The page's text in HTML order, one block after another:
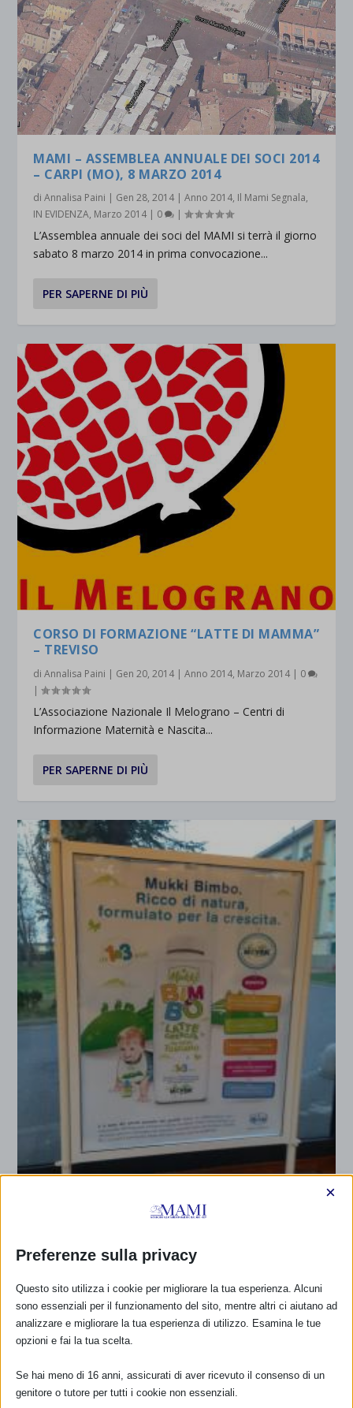
MAMI – ASSEMBLEA ANNUALE DEI SOCI 2014
– CARPI (MO), 8 MARZO 2014
diAnnalisa Paini | Gen 28, 2014 |Anno 2014, Il Mami Segnala,
IN EVIDENZA, Marzo 2014 | 0 |
L’Assemblea annuale dei soci del MAMI si terrà il giorno
sabato 8 marzo 2014 in prima convocazione...
PER SAPERNE DI PIÙ
CORSO DI FORMAZIONE “LATTE DI MAMMA”
– TREVISO
diAnnalisa Paini | Gen 20, 2014 |Anno 2014, Marzo 2014 | 0
|
L’Associazione Nazionale Il Melograno – Centri di
Informazione Maternità e Nascita...
PER SAPERNE DI PIÙ
LATTI “DI CRESCITA”? NO GRAZIE!
dimami_ec|Gen 17, 2014| Anno 2014,Marzo 2014,Notizie
dal Mami|0 |
È stato recentemente lanciato sul mercato l’ennesimo
latte “di crescita”, Mukki Bimbo, realizzato...
PER SAPERNE DI PIÙ
Preferenze sulla privacy
×
Questo sito utilizza i cookie per migliorare la tua esperienza. Alcuni
sono essenziali per il funzionamento del sito, mentre altri ci aiutano ad
analizzare e migliorare la tua esperienza di utilizzo. Esamina le tue
opzioni e fai la tua scelta.
Se hai meno di 16 anni, assicurati di aver ricevuto il consenso di un
genitore o tutore per tutti i cookie non essenziali.